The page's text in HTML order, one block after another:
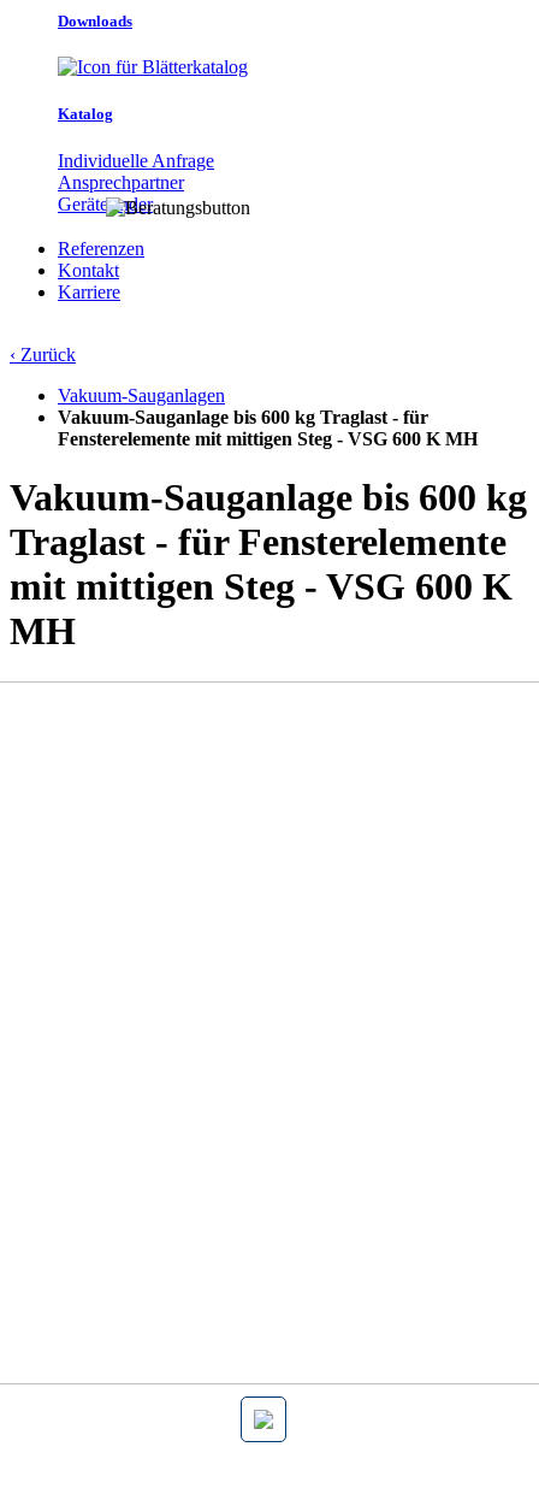
Downloads
Katalog
Individuelle Anfrage
Ansprechpartner
Gerätefinder
Referenzen
Kontakt
Karriere
‹ Zurück
Vakuum-Sauganlagen
Vakuum-Sauganlage bis 600 kg Traglast - für
Fensterelemente mit mittigen Steg - VSG 600 K MH
Vakuum-Sauganlage bis 600 kg
Traglast - für Fensterelemente
mit mittigen Steg - VSG 600 K
MH